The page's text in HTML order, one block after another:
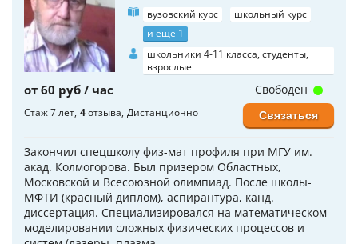
вузовский курс
школьный курс
и еще 1
школьники 4-11 класса, студенты,
взрослые
от 60 руб / час
Стаж 7 лет 4отзыва Дистанционно
Закончил спецшколу физ-мат профиля при МГУ им.
акад. Колмогорова. Был призером Областных,
Московской и Всесоюзной олимпиад. После школы-
МФТИ (красный диплом), аспирантура, канд.
диссертация. Специализировался на математическом
моделировании сложных физических процессов и
Свободен
Связаться